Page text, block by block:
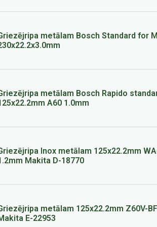
metālam Bosch Standard for
metālam Bosch Rapido
A60 1.0mm
Inox metālam 125x22.2mm
Makita D-18770
metālam 125x22.2mm Z60V-
E-22953